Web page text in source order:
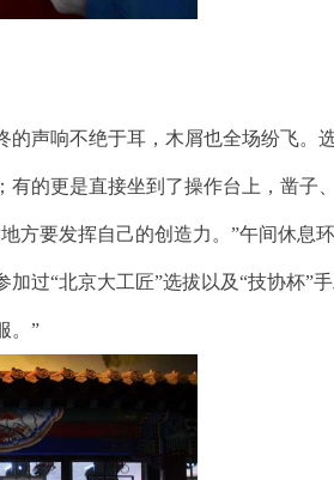
声响不绝于耳，木屑也全场纷飞。
的更是直接坐到了操作台上，凿子
方要发挥自己的创造力。”午间休息
过“北京大工匠”选拔以及“技协杯”
。”